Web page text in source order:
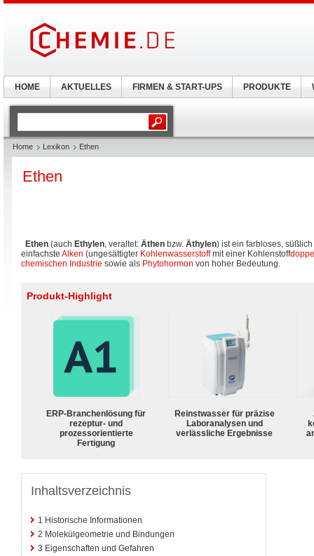
Home Lexikon Ethen
Ethen
Ethen (auch Ethylen, veraltet: Äthen bzw. Äthylen) ist ein farbloses,
einfachste Alken (ungesättigter Kohlenwasserstoffmit einer Kohlenstoff
chemischen Industrie sowie als Phytohormon von hoher Bedeutung.
Produkt-Highlight
ERP-Branchenlösung für
rezeptur- und
prozessorientierte
Fertigung
Reinstwasser für präzise
Laboranalysen und
verlässliche Ergebnisse
Inhaltsverzeichnis
1 Historische Informationen
2 Molekülgeometrie und Bindungen
3 Eigenschaften und Gefahren
HOME AKTUELLES FIRMEN & START-UPS PRODUKTE